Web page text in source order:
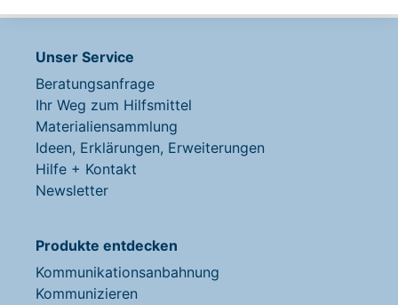
Unser Service
Beratungsanfrage
Ihr Weg zum Hilfsmittel
Materialiensammlung
Ideen, Erklärungen, Erweiterungen
Hilfe + Kontakt
Newsletter
Produkte entdecken
Kommunikationsanbahnung
Kommunizieren